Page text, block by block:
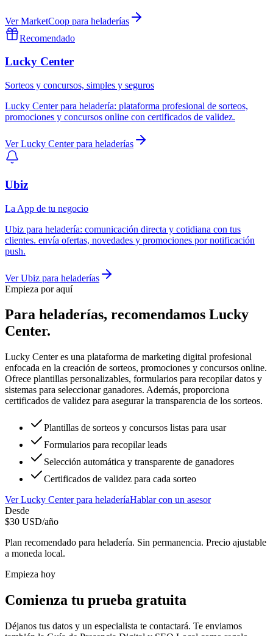
VerMarketCoop para heladerías
Recomendado
Lucky Center
Sorteos y concursos, simples y seguros
Lucky Centerpara heladería: plataforma profesional de sorteos,
promociones y concursos online con certificados de validez.
VerLucky Centerpara heladerías
Ubiz
La App de tu negocio
Ubiz para heladería: comunicación directa y cotidiana con tus
clientes. envía ofertas, novedades y promociones por notificación
push.
VerUbiz para heladerías
Empieza por aquí
Para heladerías, recomendamos Lucky
Center.
Lucky Center es una plataforma de marketing digital profesional
enfocada en la creación de sorteos, promociones y concursos online.
Ofrece plantillas personalizables, formularios para recopilar datos y
sistemas para seleccionar ganadores. Además, proporciona
certificados de validez para asegurar la transparencia de los sorteos.
Plantillas de sorteos y concursos listas para usar
Formularios para recopilar leads
Selección automática y transparente de ganadores
Certificados de validez para cada sorteo
VerLucky Centerpara heladeríaHablar con un asesor
Desde
$30 USD/año
Plan recomendado para heladería. Sin permanencia. Precio ajustable
a moneda local.
Empieza hoy
Comienza tu prueba gratuita
Déjanos tus datos y un especialista te contactará. Te enviamos